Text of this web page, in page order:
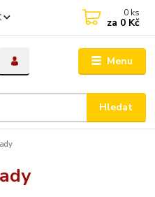
Menu
Hledat
0 ks
za 0 Kč